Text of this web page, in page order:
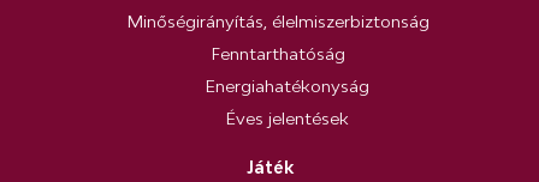
Minőségirányítás, élelmiszerbiztonság
Fenntarthatóság
Energiahatékonyság
Éves jelentések
Játék